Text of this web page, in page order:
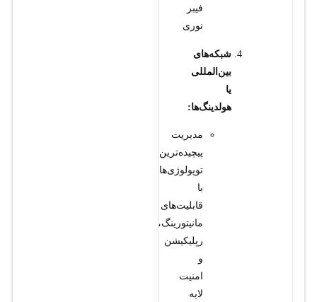
فیبر
نوری
شبکه‌های
بین‌المللی
یا
هولدینگ‌ها:
مدیریت
پیچیده‌ترین
توپولوژی‌ها
با
قابلیت‌های
مانیتورینگ،
رپلیکیشن
و
امنیت
لایه